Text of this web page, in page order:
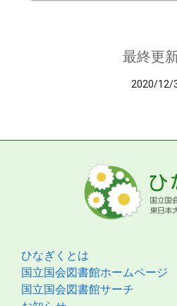
最終更
2020/12/
ひなぎくとは
国立国会図書館ホームページ
国立国会図書館サーチ